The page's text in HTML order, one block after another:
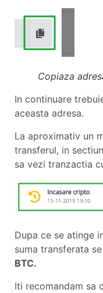
Copiaza
In continuare
aceasta adresa.
La aproximativ un
transferul, in
sa vezi tranzactia
Dupa ce se atinge
suma transferata
BTC.
Iti recomandam sa